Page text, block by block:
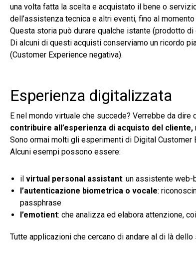
una volta fatta la scelta e acquistato il bene o
dell’assistenza tecnica e altri eventi, fino al
Questa storia può durare qualche istante (prodotto
Di alcuni di questi acquisti conserviamo un ricordo
(Customer Experience negativa).
Esperienza digitalizzata
E nel mondo virtuale che succede? Verrebbe da dire
contribuire all’esperienza di acquisto del cliente,
Sono ormai molti gli esperimenti di Digital Customer
Alcuni esempi possono essere:
il virtual personal assistant: un assistente web-
l’autenticazione biometrica o vocale:
passphrase
l’emotient: che analizza ed elabora attenzione,
Tutte applicazioni che cercano di andare al di là